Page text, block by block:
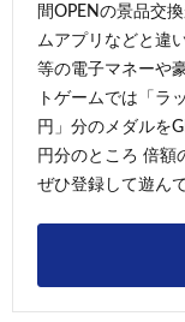
間OPENの景品交
ムアプリなどと違
等の電子マネーや
トゲームでは「ラ
円」分のメダルを
円分のところ 倍額
ぜひ登録して遊ん